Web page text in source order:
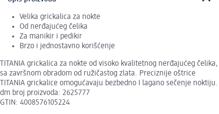
Velika grickalica za nokte
Od nerđajućeg čelika
Za manikir i pedikir
Brzo i jednostavno korišćenje
TITANIA grickalica za nokte od visoko kvalitetnog nerđajućeg čelika,
sa završnom obradom od ružičastog zlata. Preciznije oštrice
TITANIA grickalice omogućavaju bezbedno I lagano sečenje noktiju.
dm broj proizvoda: 2625777
GTIN: 4008576105224